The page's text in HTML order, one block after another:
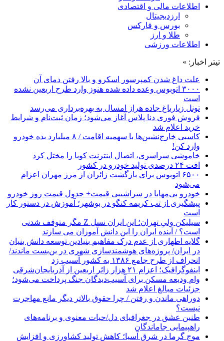
اطلاعات مالی و اقتصادی
ارزدیجیتال
بورس و فارکس
طلا و ارز
اطلاعات ورزشی
تیتر اخبار: »
علت داغ شدن کمپرسور اسکرو و بالا رفتن دمای آن
۳۰۰۰ اتوبوس وعده داده شده هنوز وارد طرح اربعین نشده
است
تونل زیارباغ جاده هراز امسال به بهره‌برداری می‌رسد
فروش فوری دنا پلاس آغاز می‌شود؛ زمان ثبت‌نام و شرایط
خرید اعلام شد
کاسبی خارج‌نشین‌ها با سهمیه اقامت / ۸ میلیارد بده خودرو
وارد کن!
خاموشی سراسری، اتصال اینترنت کوبا را مختل کرد
افت ۲۴ درصدی تولید خودرو در کشور
۶۵۰۰ اتوبوس برای بازگشت زائران از مرز مهران اعزام
می‌شود
خودرو بی‌مهابا در سراشیبی قیمت+ جدول قیمت روز خودرو
پیشگیری از تب کریمه کنگو در بوشهر؛ آموزش در دستور کار
است
سیلیکن ولیِ تهران؛ این ایران نسل Z مگر متوقف شدنی
است؟ / آینده ایران را این دانش آموزان می سازند
گلایه اطهاری از عدم درک مفاهیم بنیادین توسعه دانش بنیان
در ایران/ پروژه‌های هوشمندسازی شهری در بن‌بست ماندند/
انحراف از طرح جامع ۱۳۸۶ به کشور آسیب زد
اینفوگرافیک؛ اعزام ۲۱ هزار زائر اربعین از آذربایجان‌شرقی
وام ودیعه مسکن برای آسیب‌دیدگان جنگ پرداخت می‌شود؛
جزئیات مبالغ اعلام شد
دوراهی ماندن و رفتن / چرا حقوق بالاتر دیگر مانع مهاجرت
نیست؟
طنین عشق در جغرافیای دل/حیات معنوی و برنامه‌های
راهپیمایی جاماندگان
موج گرما در شرق آسیا؛ کاهش تولید کشاورزی و افزایش